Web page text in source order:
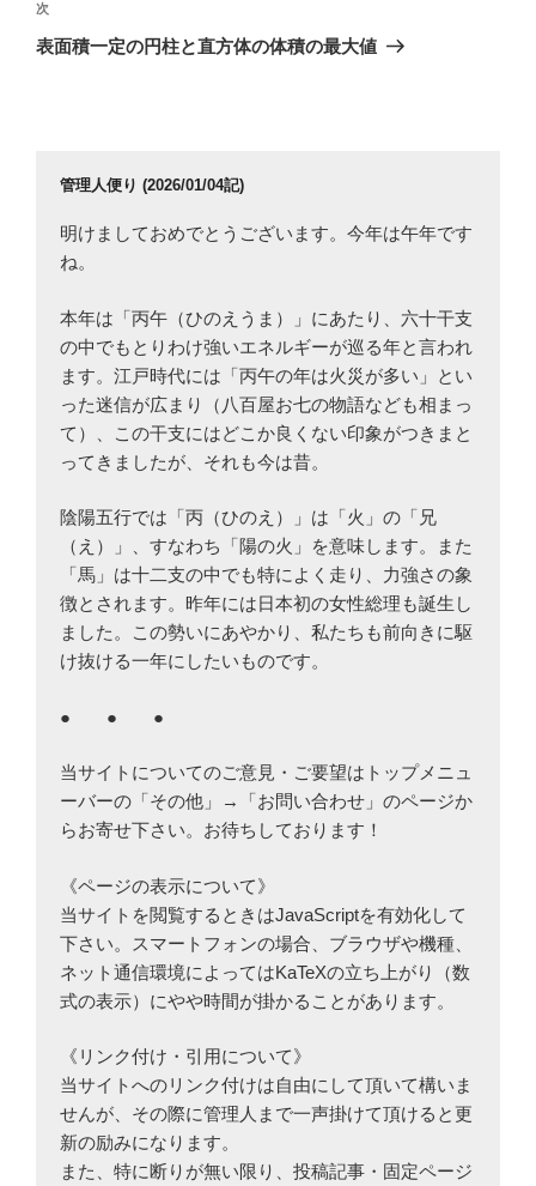
ゲ
稿
次
の
次
表面積一定の円柱と直方体の体積の最大値
管理人便り (2026/01/04記)
明けましておめでとうございます。今年は午年です
ね。
本年は「丙午（ひのえうま）」にあたり、六十干支
の中でもとりわけ強いエネルギーが巡る年と言われ
ます。江戸時代には「丙午の年は火災が多い」とい
った迷信が広まり（八百屋お七の物語なども相まっ
て）、この干支にはどこか良くない印象がつきまと
ってきましたが、それも今は昔。
陰陽五行では「丙（ひのえ）」は「火」の「兄
（え）」、すなわち「陽の火」を意味します。また
「馬」は十二支の中でも特によく走り、力強さの象
徴とされます。昨年には日本初の女性総理も誕生し
ました。この勢いにあやかり、私たちも前向きに駆
け抜ける一年にしたいものです。
● ● ●
当サイトについてのご意見・ご要望はトップメニュ
ーバーの「その他」→「お問い合わせ」のページか
らお寄せ下さい。お待ちしております！
《ページの表示について》
当サイトを閲覧するときはJavaScriptを有効化して
下さい。スマートフォンの場合、ブラウザや機種、
ネット通信環境によってはKaTeXの立ち上がり（数
式の表示）にやや時間が掛かることがあります。
《リンク付け・引用について》
当サイトへのリンク付けは自由にして頂いて構いま
せんが、その際に管理人まで一声掛けて頂けると更
新の励みになります。
また、特に断りが無い限り、投稿記事・固定ページ